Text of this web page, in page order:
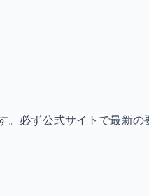
必ず公式サイトで最新の